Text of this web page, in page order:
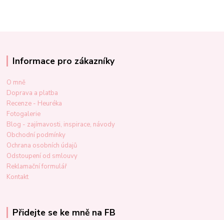
Informace pro zákazníky
O mně
Doprava a platba
Recenze - Heuréka
Fotogalerie
Blog - zajímavosti, inspirace, návody
Obchodní podmínky
Ochrana osobních údajů
Odstoupení od smlouvy
Reklamační formulář
Kontakt
Přidejte se ke mně na FB